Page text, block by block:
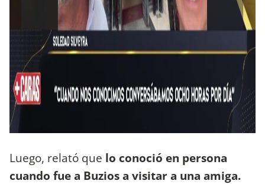
Luego, relató que lo conoció en persona
cuando fue a Buziosa visitar a una amiga.